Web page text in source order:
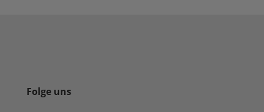
Folge uns